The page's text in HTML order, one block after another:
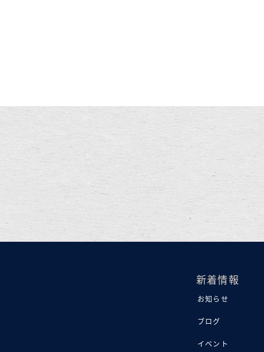
新着情報
お知らせ
ブログ
イベント